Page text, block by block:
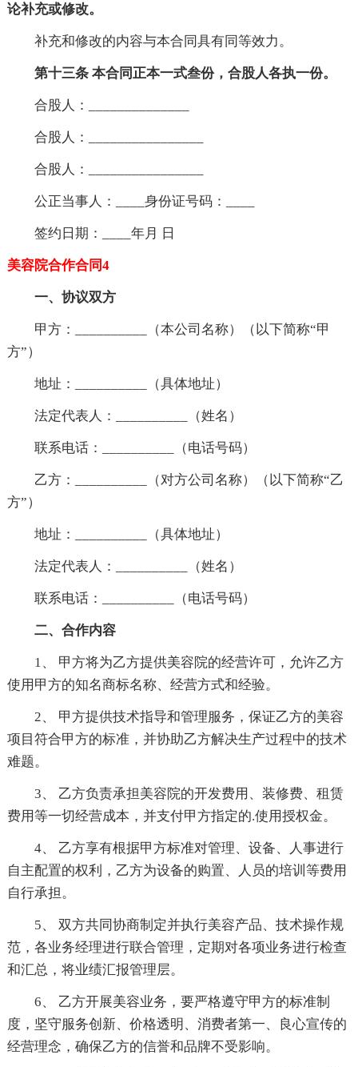
论补充或修改。
补充和修改的内容与本合同具有同等效力。
第十三条 本合同正本一式叁份，合股人各执一份。
合股人：______________
合股人：________________
合股人：________________
公正当事人：____身份证号码：____
签约日期：____年月 日
美容院合作合同4
一、协议双方
甲方：__________（本公司名称）（以下简称“甲
方”）
地址：__________（具体地址）
法定代表人：__________（姓名）
联系电话：__________（电话号码）
乙方：__________（对方公司名称）（以下简称“乙
方”）
地址：__________（具体地址）
法定代表人：__________（姓名）
联系电话：__________（电话号码）
二、合作内容
1、 甲方将为乙方提供美容院的经营许可，允许乙方
使用甲方的知名商标名称、经营方式和经验。
2、 甲方提供技术指导和管理服务，保证乙方的美容
项目符合甲方的标准，并协助乙方解决生产过程中的技术
难题。
3、 乙方负责承担美容院的开发费用、装修费、租赁
费用等一切经营成本，并支付甲方指定的.使用授权金。
4、 乙方享有根据甲方标准对管理、设备、人事进行
自主配置的权利，乙方为设备的购置、人员的培训等费用
自行承担。
5、 双方共同协商制定并执行美容产品、技术操作规
范，各业务经理进行联合管理，定期对各项业务进行检查
和汇总，将业绩汇报管理层。
6、 乙方开展美容业务，要严格遵守甲方的标准制
度，坚守服务创新、价格透明、消费者第一、良心宣传的
经营理念，确保乙方的信誉和品牌不受影响。